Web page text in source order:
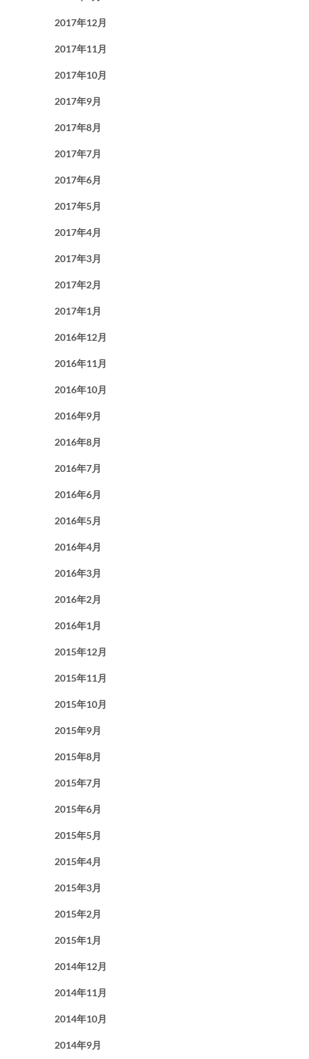
2017年12月
2017年11月
2017年10月
2017年9月
2017年8月
2017年7月
2017年6月
2017年5月
2017年4月
2017年3月
2017年2月
2017年1月
2016年12月
2016年11月
2016年10月
2016年9月
2016年8月
2016年7月
2016年6月
2016年5月
2016年4月
2016年3月
2016年2月
2016年1月
2015年12月
2015年11月
2015年10月
2015年9月
2015年8月
2015年7月
2015年6月
2015年5月
2015年4月
2015年3月
2015年2月
2015年1月
2014年12月
2014年11月
2014年10月
2014年9月